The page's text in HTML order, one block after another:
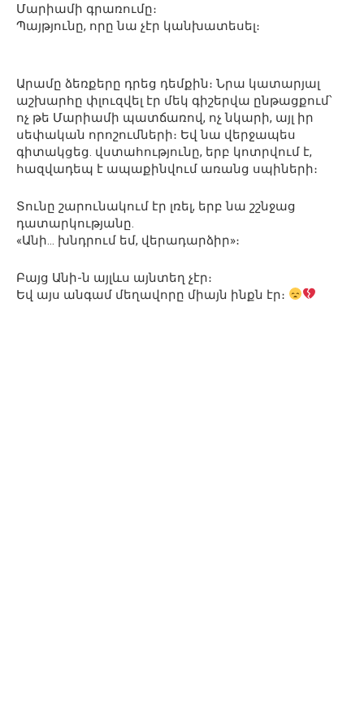
Մարիամի գրառումը։
Պայթյունը, որը նա չէր կանխատեսել։
Արամը ձեռքերը դրեց դեմքին։ Նրա կատարյալ
աշխարհը փլուզվել էր մեկ գիշերվա ընթացքում՝
ոչ թե Մարիամի պատճառով, ոչ նկարի, այլ իր
սեփական որոշումների։ Եվ նա վերջապես
գիտակցեց. վստահությունը, երբ կոտրվում է,
հազվադեպ է ապաքինվում առանց սպիների։
Տունը շարունակում էր լռել, երբ նա շշնջաց
դատարկությանը.
«Անի… խնդրում եմ, վերադարձիր»։
Բայց Անի-ն այլևս այնտեղ չէր։
Եվ այս անգամ մեղավորը միայն ինքն էր։